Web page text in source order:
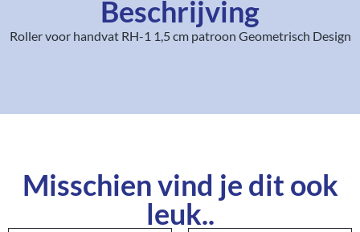
Beschrijving
Roller voor handvat RH-1 1,5 cm patroon Geometrisch Design
Misschien vind je dit ook
leuk..